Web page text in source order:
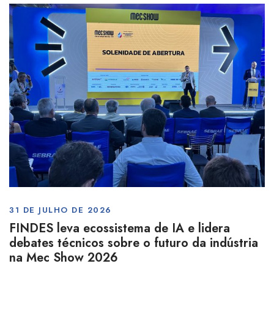
31 DE JULHO DE 2026
FINDES leva ecossistema de IA e lidera
debates técnicos sobre o futuro da indústria
na Mec Show 2026